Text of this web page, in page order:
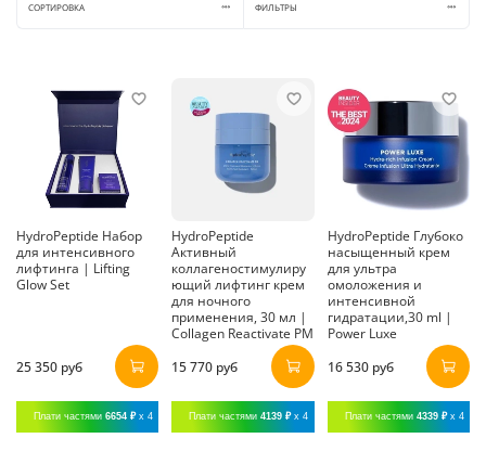
СОРТИРОВКА ФИЛЬТРЫ
HydroPeptide Набор
для интенсивного
лифтинга | Lifting
Glow Set
25 350 руб
Плати частями 6654 ₽ x 4
HydroPeptide
Активный
коллагеностимулиру
ющий лифтинг крем
для ночного
применения, 30 мл |
Collagen Reactivate PM
15 770 руб
Плати частями4139 ₽ x 4
HydroPeptide Глубоко
насыщенный крем
для ультра
омоложения и
интенсивной
гидратации,30 ml |
Power Luxe
16 530 руб
Плати частями 4339 ₽ x 4